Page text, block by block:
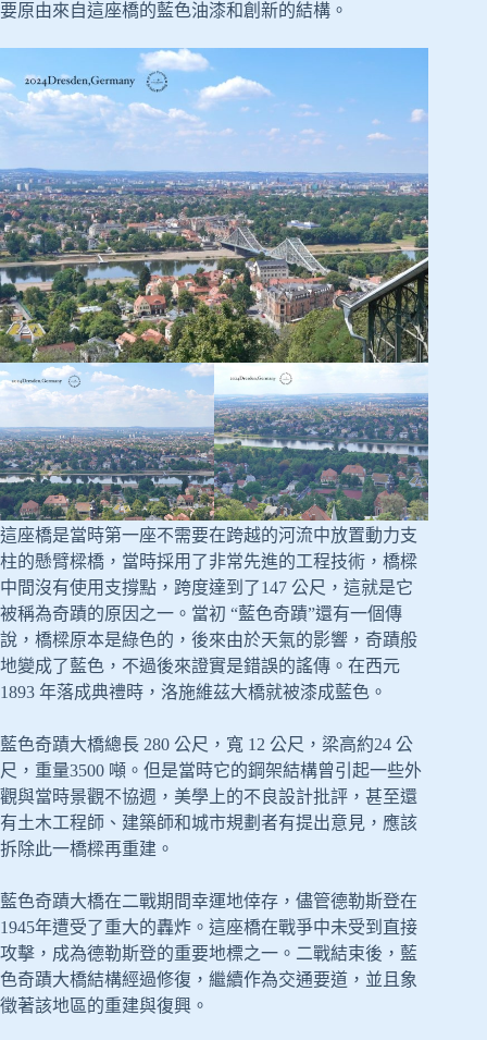
要原由來自這座橋的藍色油漆和創新的結構。
這座橋是當時第一座不需要在跨越的河流中放置動力支
柱的懸臂樑橋，當時採用了非常先進的工程技術，橋樑
中間沒有使用支撐點，跨度達到了147 公尺，這就是它
被稱為奇蹟的原因之一。當初 “藍色奇蹟”還有一個傳
說，橋樑原本是綠色的，後來由於天氣的影響，奇蹟般
地變成了藍色，不過後來證實是錯誤的謠傳。在西元
1893 年落成典禮時，洛施維茲大橋就被漆成藍色。
藍色奇蹟大橋總長 280 公尺，寬 12 公尺，梁高約24 公
尺，重量3500 噸。但是當時它的鋼架結構曾引起一些外
觀與當時景觀不協週，美學上的不良設計批評，甚至還
有土木工程師、建築師和城市規劃者有提出意見，應該
拆除此一橋樑再重建。
藍色奇蹟大橋在二戰期間幸運地倖存，儘管德勒斯登在
1945年遭受了重大的轟炸。這座橋在戰爭中未受到直接
攻擊，成為德勒斯登的重要地標之一。二戰結束後，藍
色奇蹟大橋結構經過修復，繼續作為交通要道，並且象
徵著該地區的重建與復興。